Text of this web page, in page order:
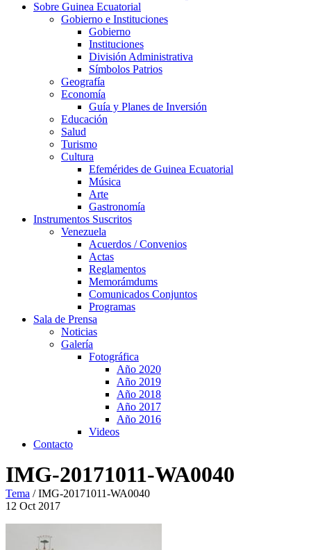
Sobre Guinea Ecuatorial
Gobierno e Instituciones
Gobierno
Instituciones
División Administrativa
Símbolos Patrios
Geografía
Economía
Guía y Planes de Inversión
Educación
Salud
Turismo
Cultura
Efemérides de Guinea Ecuatorial
Música
Arte
Gastronomía
Instrumentos Suscritos
Venezuela
Acuerdos / Convenios
Actas
Reglamentos
Memorámdums
Comunicados Conjuntos
Programas
Sala de Prensa
Noticias
Galería
Fotográfica
Año 2020
Año 2019
Año 2018
Año 2017
Año 2016
Videos
Contacto
IMG-20171011-WA0040
Tema /IMG-20171011-WA0040
12 Oct 2017